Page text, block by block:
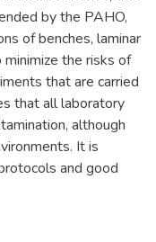
by the PAHO,
of benches, laminar
the risks of
that are carried
that all laboratory
although
It is
and good